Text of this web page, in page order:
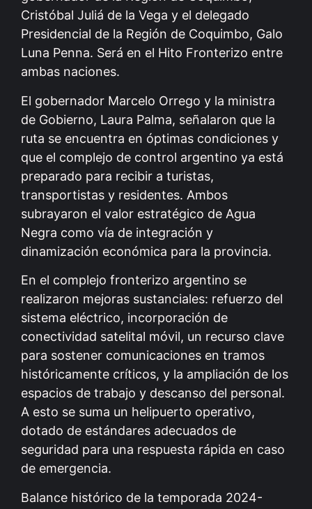
Cristóbal Juliá de la Vega y el delegado
Presidencial de la Región de Coquimbo, Galo
Luna Penna. Será en el Hito Fronterizo entre
ambas naciones.
El gobernador Marcelo Orrego y la ministra
de Gobierno, Laura Palma, señalaron que la
ruta se encuentra en óptimas condiciones y
que el complejo de control argentino ya está
preparado para recibir a turistas,
transportistas y residentes. Ambos
subrayaron el valor estratégico de Agua
Negra como vía de integración y
dinamización económica para la provincia.
En el complejo fronterizo argentino se
realizaron mejoras sustanciales: refuerzo del
sistema eléctrico, incorporación de
conectividad satelital móvil, un recurso clave
para sostener comunicaciones en tramos
históricamente críticos, y la ampliación de los
espacios de trabajo y descanso del personal.
A esto se suma un helipuerto operativo,
dotado de estándares adecuados de
seguridad para una respuesta rápida en caso
de emergencia.
Balance histórico de la temporada 2024-